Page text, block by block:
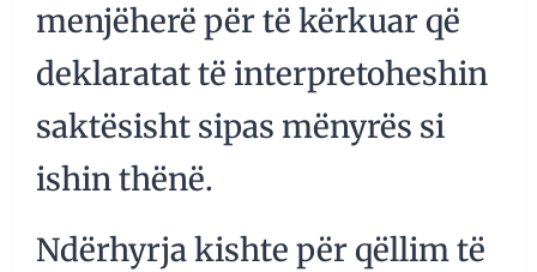
menjëherë për të kërkuar që
deklaratat të interpretoheshin
saktësisht sipas mënyrës si
ishin thënë.
Ndërhyrja kishte për qëllim të